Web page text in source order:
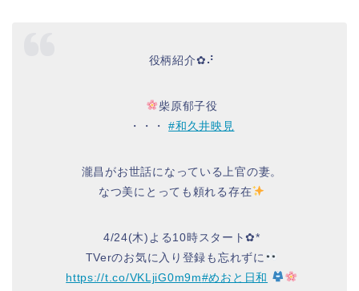
役柄紹介✿⠜
柴原郁子役
・・・#和久井映見
瀧昌がお世話になっている上官の妻。
なつ美にとっても頼れる存在
4/24(木)よる10時スタート✿*
TVerのお気に入り登録も忘れずに
https://t.co/VKLjiG0m9m#めおと日和